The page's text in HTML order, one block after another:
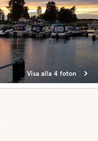
Visa alla 4 foton